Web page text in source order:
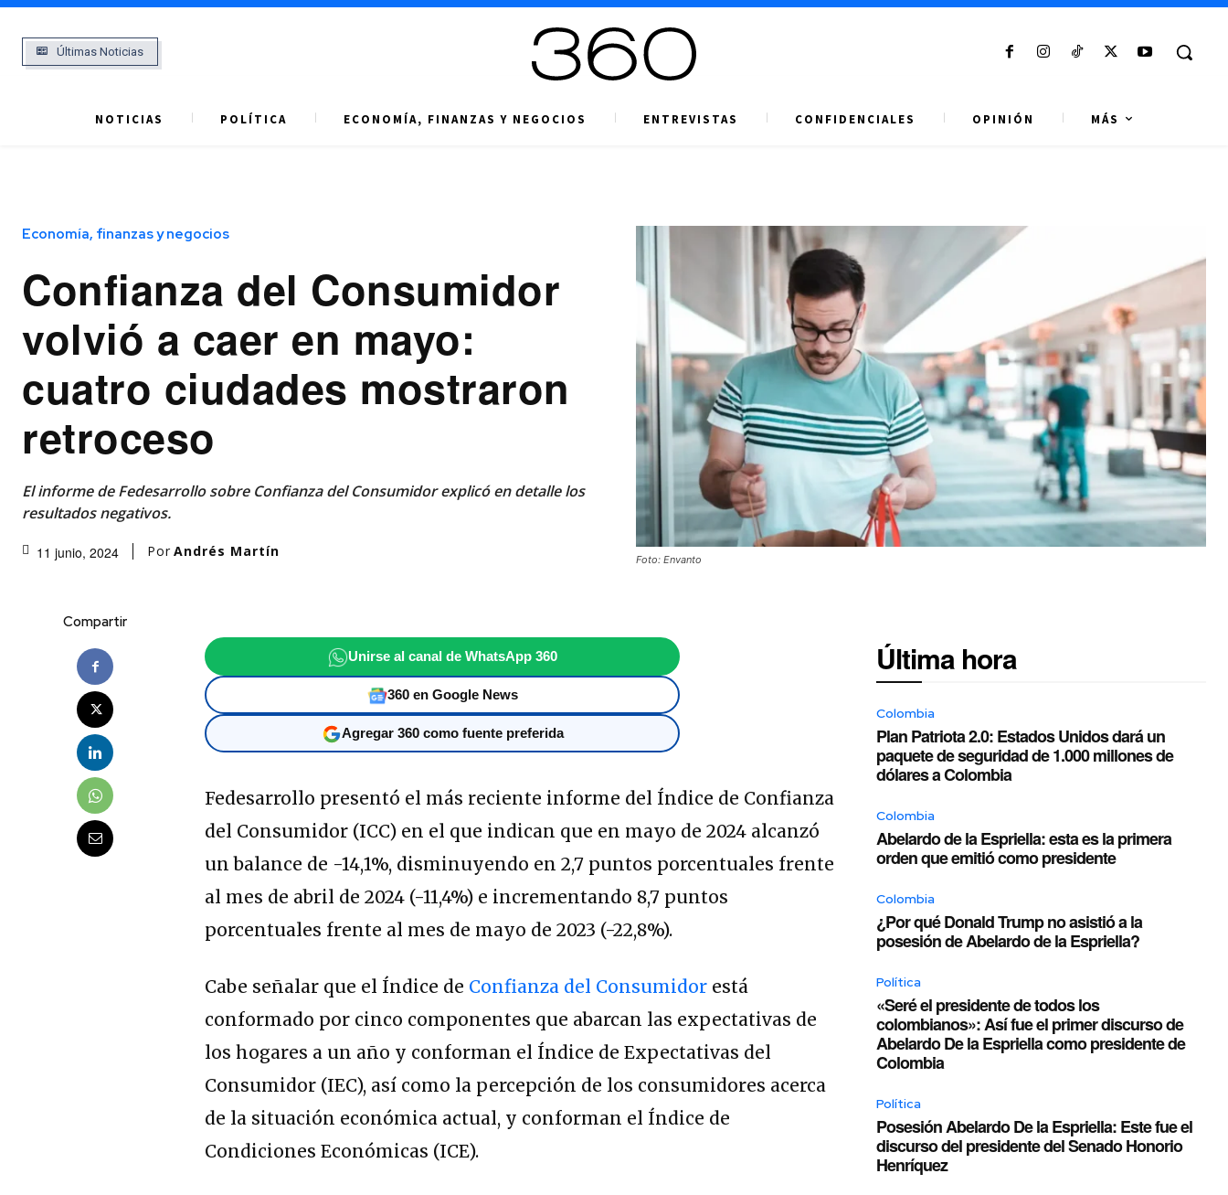
Últimas Noticias
NOTICIAS POLÍTICA ECONOMÍA, FINANZAS Y NEGOCIOS ENTREVISTAS CONFIDENCIALES OPINIÓN MÁS
Economía, finanzas y negocios
Confianza del Consumidor
volvió a caer en mayo:
cuatro ciudades mostraron
retroceso
El informe de Fedesarrollo sobre Confianza del Consumidor explicó en detalle los
resultados negativos.
11 junio, 2024 Por Andrés Martín Foto: Envanto
Compartir
Unirse al canal de WhatsApp 360
360 en Google News
Agregar 360 como fuente preferida
Fedesarrollo presentó el más reciente informe del Índice de Confianza
del Consumidor (ICC) en el que indican que en mayo de 2024 alcanzó
un balance de -14,1%, disminuyendo en 2,7 puntos porcentuales frente
al mes de abril de 2024 (-11,4%) e incrementando 8,7 puntos
porcentuales frente al mes de mayo de 2023 (-22,8%).
Cabe señalar que el Índice de Confianza del Consumidor está
conformado por cinco componentes que abarcan las expectativas de
los hogares a un año y conforman el Índice de Expectativas del
Consumidor (IEC), así como la percepción de los consumidores acerca
de la situación económica actual, y conforman el Índice de
Condiciones Económicas (ICE).
Última hora
Colombia
Plan Patriota 2.0: Estados Unidos dará un
paquete de seguridad de 1.000 millones de
dólares a Colombia
Colombia
Abelardo de la Espriella: esta es la primera
orden que emitió como presidente
Colombia
¿Por qué Donald Trump no asistió a la
posesión de Abelardo de la Espriella?
Política
«Seré el presidente de todos los
colombianos»: Así fue el primer discurso de
Abelardo De la Espriella como presidente de
Colombia
Política
Posesión Abelardo De la Espriella: Este fue el
discurso del presidente del Senado Honorio
Henríquez